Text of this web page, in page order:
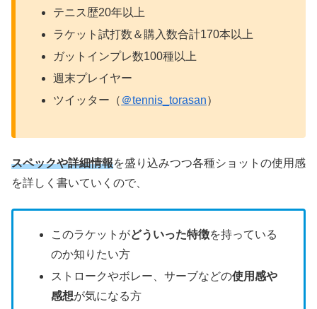
テニス歴20年以上
ラケット試打数＆購入数合計170本以上
ガットインプレ数100種以上
週末プレイヤー
ツイッター（ ＠tennis_torasan）
スペックや詳細情報を盛り込みつつ各種ショットの使用感
を詳しく書いていくので、
このラケットがどういった特徴を持っている
のか知りたい方
ストロークやボレー、サーブなどの使用感や
感想が気になる方